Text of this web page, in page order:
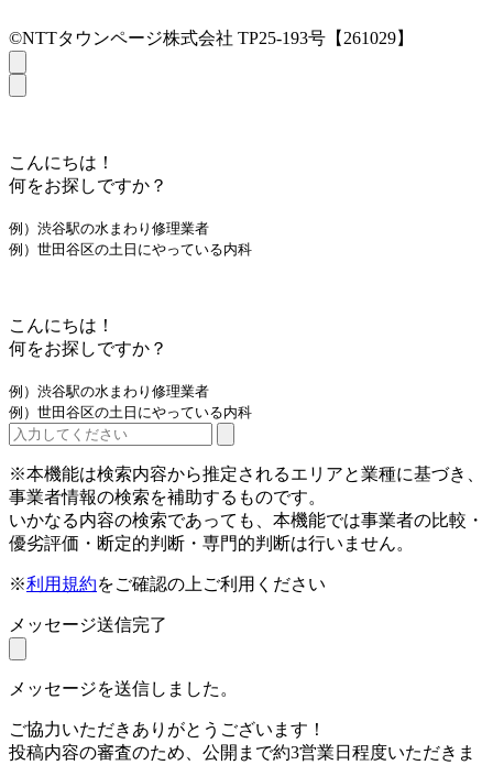
©NTTタウンページ株式会社 TP25-193号【261029】
こんにちは！
何をお探しですか？
例）渋谷駅の水まわり修理業者
例）世田谷区の土日にやっている内科
こんにちは！
何をお探しですか？
例）渋谷駅の水まわり修理業者
例）世田谷区の土日にやっている内科
※本機能は検索内容から推定されるエリアと業種に基づき、
事業者情報の検索を補助するものです。
いかなる内容の検索であっても、本機能では事業者の比較・
優劣評価・断定的判断・専門的判断は行いません。
※利用規約をご確認の上ご利用ください
メッセージ送信完了
メッセージを送信しました。
ご協力いただきありがとうございます！
投稿内容の審査のため、公開まで約3営業日程度いただきま